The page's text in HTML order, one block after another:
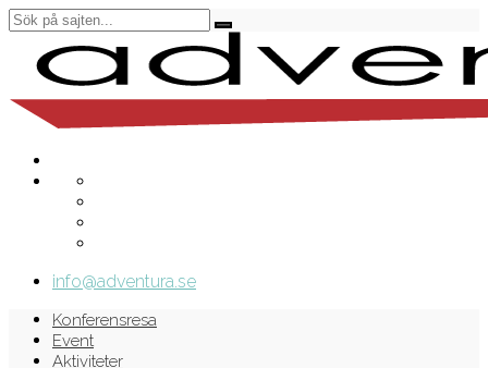
info@adventura.se
Konferensresa
Event
Aktiviteter